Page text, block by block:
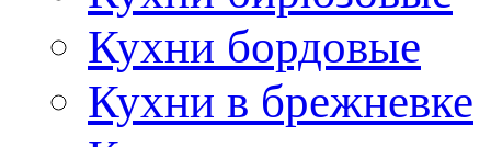
Кухни бордовые
Кухни в брежневке